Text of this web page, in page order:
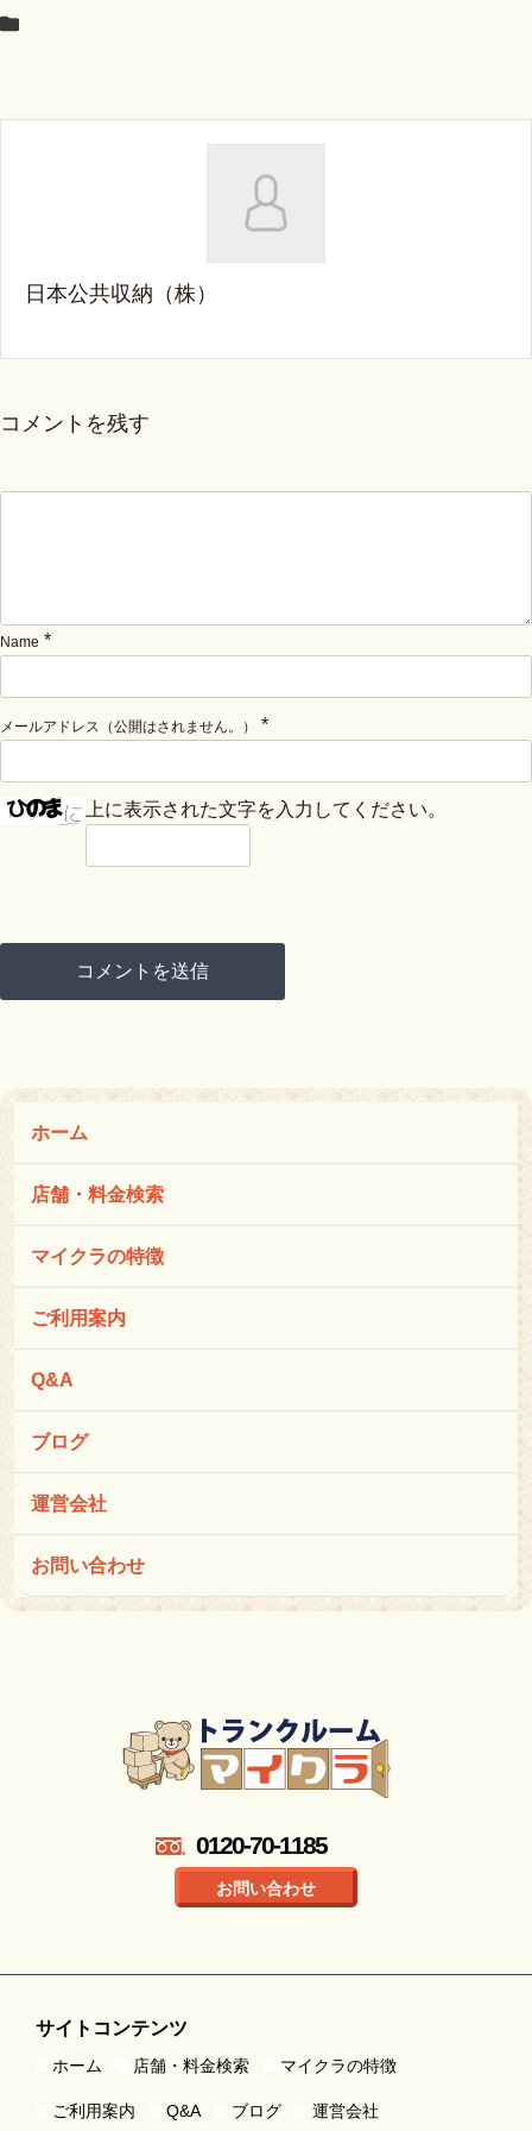
日本公共収納（株）
コメントを残す
Name *
メールアドレス（公開はされません。） *
上に表示された文字を入力してください。
ホーム
店舗・料金検索
マイクラの特徴
ご利用案内
Q&A
ブログ
運営会社
お問い合わせ
0120-70-1185
お問い合わせ
サイトコンテンツ
ホーム 店舗・料金検索 マイクラの特徴
ご利用案内 Q&A ブログ 運営会社